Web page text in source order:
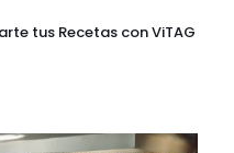
tus Recetas con ViTAG